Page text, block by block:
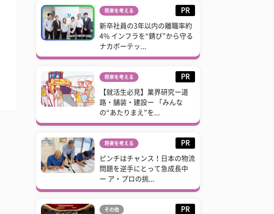
将来を考える PR
新卒社員の3年以内の離職率約
4% インフラを“錆び”から守る
ナカボーテッ...
将来を考える PR
【就活生必見】業界研究ー道
路・舗装・建設ー 「みんな
の“あたりまえ”を...
将来を考える PR
ピンチはチャンス！日本の物流
問題を逆手にとって急成長中
ー ア・プロの挑...
その他 PR